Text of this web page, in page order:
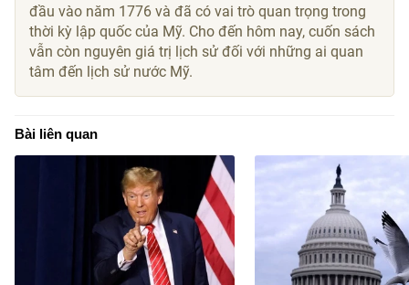
đầu vào năm 1776 và đã có vai trò quan trọng trong
thời kỳ lập quốc của Mỹ. Cho đến hôm nay, cuốn sách
vẫn còn nguyên giá trị lịch sử đối với những ai quan
tâm đến lịch sử nước Mỹ.
Bài liên quan